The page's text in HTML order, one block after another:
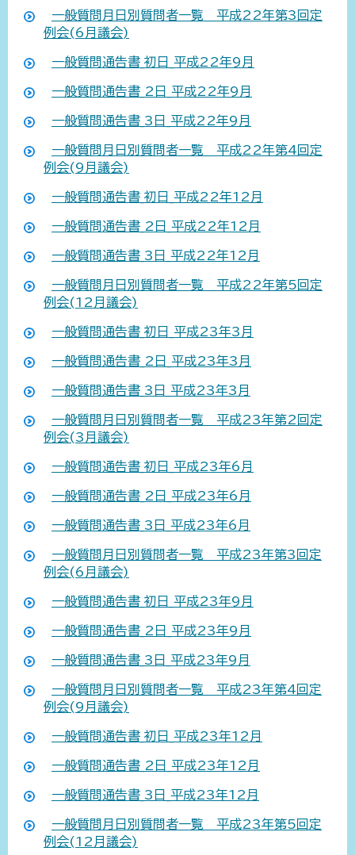
一般質問月日別質問者一覧 平成22年第3回定
例会(6月議会)
一般質問通告書_初日_平成22年9月
一般質問通告書_2日_平成22年9月
一般質問通告書_3日_平成22年9月
一般質問月日別質問者一覧 平成22年第4回定
例会(9月議会)
一般質問通告書_初日_平成22年12月
一般質問通告書_2日_平成22年12月
一般質問通告書_3日_平成22年12月
一般質問月日別質問者一覧 平成22年第5回定
例会(12月議会)
一般質問通告書_初日_平成23年3月
一般質問通告書_2日_平成23年3月
一般質問通告書_3日_平成23年3月
一般質問月日別質問者一覧 平成23年第2回定
例会(3月議会)
一般質問通告書_初日_平成23年6月
一般質問通告書_2日_平成23年6月
一般質問通告書_3日_平成23年6月
一般質問月日別質問者一覧 平成23年第3回定
例会(6月議会)
一般質問通告書_初日_平成23年9月
一般質問通告書_2日_平成23年9月
一般質問通告書_3日_平成23年9月
一般質問月日別質問者一覧 平成23年第4回定
例会(9月議会)
一般質問通告書_初日_平成23年12月
一般質問通告書_2日_平成23年12月
一般質問通告書_3日_平成23年12月
一般質問月日別質問者一覧 平成23年第5回定
例会(12月議会)